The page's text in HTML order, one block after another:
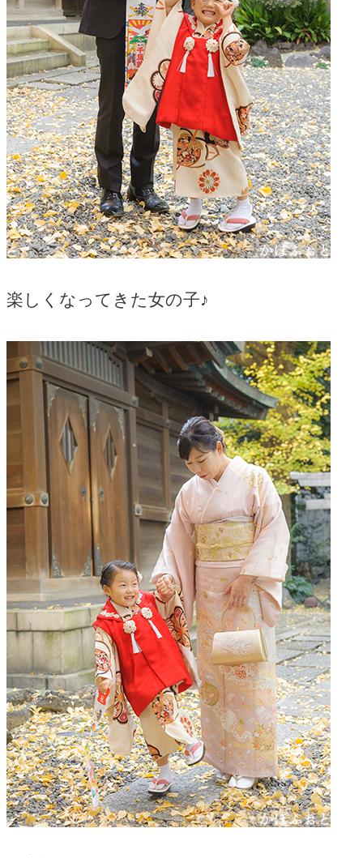
楽しくなってきた女の子♪